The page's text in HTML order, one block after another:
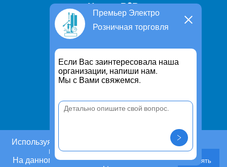
Премьер Электро
Розничная торговля
Если Вас заинтересовала наша
организации, напиши нам.
Мы с Вами свяжемся.
Используя этот сайт, Вы даете согласие на
использование cookies.
На данном этапе Вы можете отказаться от
Принять
Услуги В2В
Найти услугу
Предложить свою услугу
Дропшиппинг
Транспортные услуги
Информация
Политика конфиденциальности
Контакты